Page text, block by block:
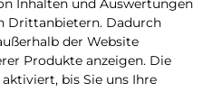
Batterieentsorgung
Widerruf erklären
Inhalten und Auswertungen
Drittanbietern. Dadurch
der Website
Produkte anzeigen. Die
bis Sie uns Ihre